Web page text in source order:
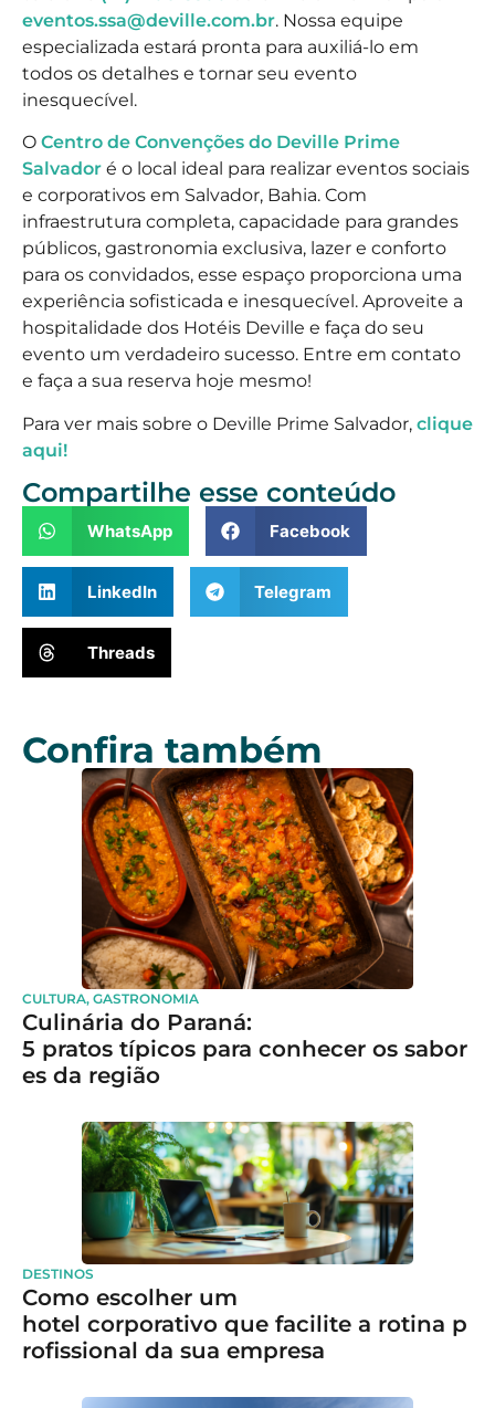
eventos.ssa@deville.com.br. Nossa equipe
especializada estará pronta para auxiliá-lo em
todos os detalhes e tornar seu evento
inesquecível.
O Centro de Convenções do Deville Prime
Salvador é o local ideal para realizar eventos sociais
e corporativos em Salvador, Bahia. Com
infraestrutura completa, capacidade para grandes
públicos, gastronomia exclusiva, lazer e conforto
para os convidados, esse espaço proporciona uma
experiência sofisticada e inesquecível. Aproveite a
hospitalidade dos Hotéis Deville e faça do seu
evento um verdadeiro sucesso. Entre em contato
e faça a sua reserva hoje mesmo!
Para ver mais sobre o Deville Prime Salvador, clique
aqui!
Compartilhe esse conteúdo
WhatsApp Facebook
LinkedIn Telegram
Threads
Confira também
CULTURA, GASTRONOMIA
Culinária do Paraná:
5 pratos típicos para conhecer os sabor
es da região
DESTINOS
Como escolher um
hotel corporativo que facilite a rotina p
rofissional da sua empresa